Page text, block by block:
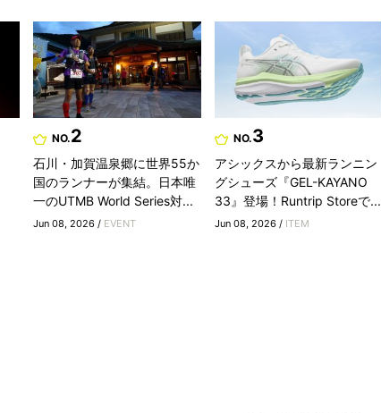
NO.2
石川・加賀温泉郷に世界55か
国のランナーが集結。日本唯
一のUTMB World Series対...
Jun 08, 2026 / EVENT
NO.3
アシックスから最新ランニン
グシューズ『GEL-KAYANO
33』登場！Runtrip Storeで...
Jun 08, 2026 / ITEM